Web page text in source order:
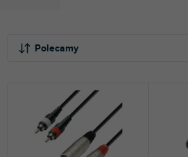
Polecamy
NAJDROŻSZE
NAJCZĘŚCIEJ SPRZEDAWANE
ALFABETYCZNIE